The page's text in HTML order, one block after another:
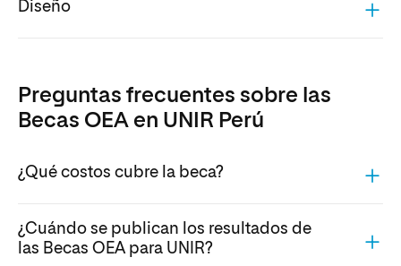
Diseño
Preguntas frecuentes sobre las
Becas OEA en UNIR Perú
¿Qué costos cubre la beca?
¿Cuándo se publican los resultados de
las Becas OEA para UNIR?